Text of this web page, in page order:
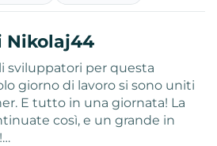
Nikolaj44
sviluppatori per questa
giorno di lavoro si sono uniti
E tutto in una giornata! La
così, e un grande in